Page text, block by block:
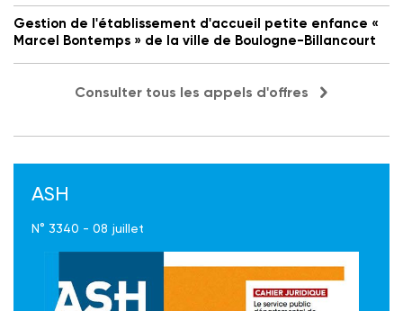
Gestion de l'établissement d'accueil petite enfance «
Marcel Bontemps » de la ville de Boulogne-Billancourt
Consulter tous les appels d'offres
ASH
N° 3340 - 08 juillet